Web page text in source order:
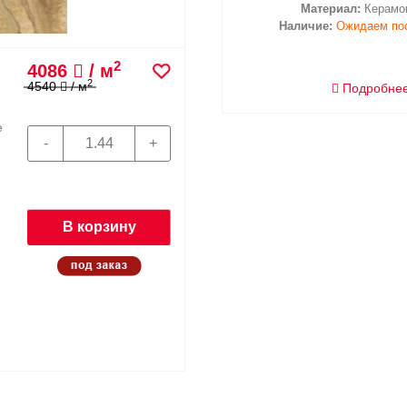
4468 / м2
4964 / м2
Назначение:
Материал: